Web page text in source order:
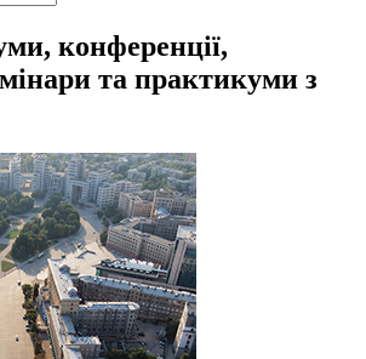
конференції,
та практикуми з